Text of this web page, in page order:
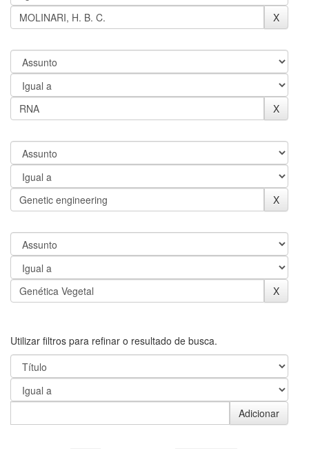
Utilizar filtros para refinar o resultado de busca.